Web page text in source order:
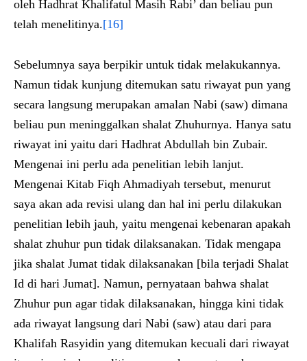
oleh Hadhrat Khalifatul Masih Rabi’ dan beliau pun
telah menelitinya.[16]
Sebelumnya saya berpikir untuk tidak melakukannya.
Namun tidak kunjung ditemukan satu riwayat pun yang
secara langsung merupakan amalan Nabi (saw) dimana
beliau pun meninggalkan shalat Zhuhurnya. Hanya satu
riwayat ini yaitu dari Hadhrat Abdullah bin Zubair.
Mengenai ini perlu ada penelitian lebih lanjut.
Mengenai Kitab Fiqh Ahmadiyah tersebut, menurut
saya akan ada revisi ulang dan hal ini perlu dilakukan
penelitian lebih jauh, yaitu mengenai kebenaran apakah
shalat zhuhur pun tidak dilaksanakan. Tidak mengapa
jika shalat Jumat tidak dilaksanakan [bila terjadi Shalat
Id di hari Jumat]. Namun, pernyataan bahwa shalat
Zhuhur pun agar tidak dilaksanakan, hingga kini tidak
ada riwayat langsung dari Nabi (saw) atau dari para
Khalifah Rasyidin yang ditemukan kecuali dari riwayat